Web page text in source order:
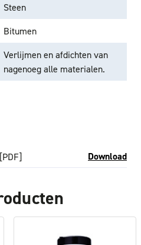
Steen
Bitumen
Verlijmen en afdichten van
nagenoeg alle materialen.
[PDF] Download